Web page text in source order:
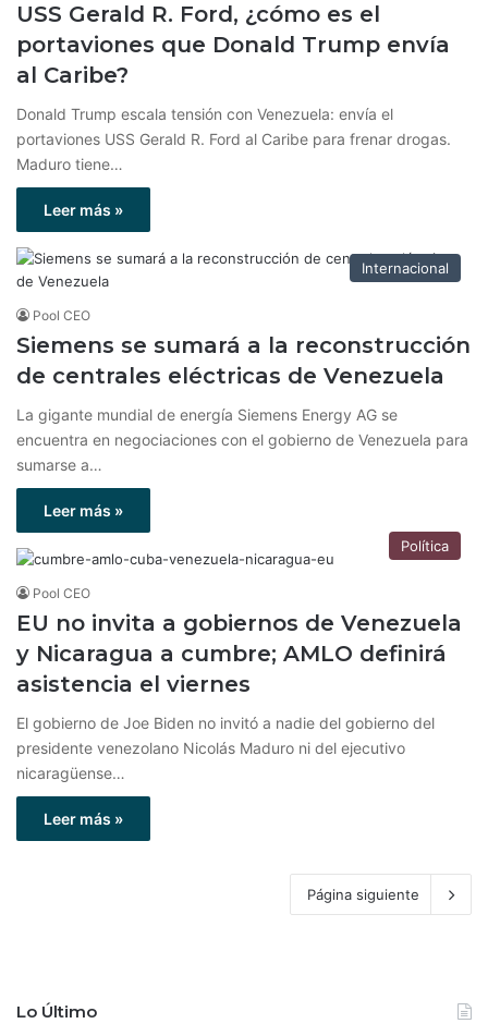
USS Gerald R. Ford, ¿cómo es el
portaviones que Donald Trump envía
al Caribe?
Donald Trump escala tensión con Venezuela: envía el
portaviones USS Gerald R. Ford al Caribe para frenar drogas.
Maduro tiene…
Leer más »
Internacional
Pool CEO
Siemens se sumará a la reconstrucción
de centrales eléctricas de Venezuela
La gigante mundial de energía Siemens Energy AG se
encuentra en negociaciones con el gobierno de Venezuela para
sumarse a…
Leer más »
Política
Pool CEO
EU no invita a gobiernos de Venezuela
y Nicaragua a cumbre; AMLO definirá
asistencia el viernes
El gobierno de Joe Biden no invitó a nadie del gobierno del
presidente venezolano Nicolás Maduro ni del ejecutivo
nicaragüense…
Leer más »
Página siguiente
Lo Último